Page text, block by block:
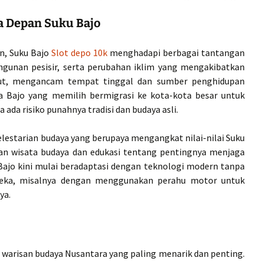
Depan Suku Bajo
Suku Bajo Slot depo 10k menghadapi berbagai tantangan
pesisir, serta perubahan iklim yang mengakibatkan
mengancam tempat tinggal dan sumber penghidupan
Bajo yang memilih bermigrasi ke kota-kota besar untuk
ada risiko punahnya tradisi dan budaya asli.
budaya yang berupaya mengangkat nilai-nilai Suku
wisata budaya dan edukasi tentang pentingnya menjaga
kini mulai beradaptasi dengan teknologi modern tanpa
misalnya dengan menggunakan perahu motor untuk
budaya Nusantara yang paling menarik dan penting.